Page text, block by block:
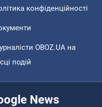
конфіденційності
OBOZ.UA на
подій
News